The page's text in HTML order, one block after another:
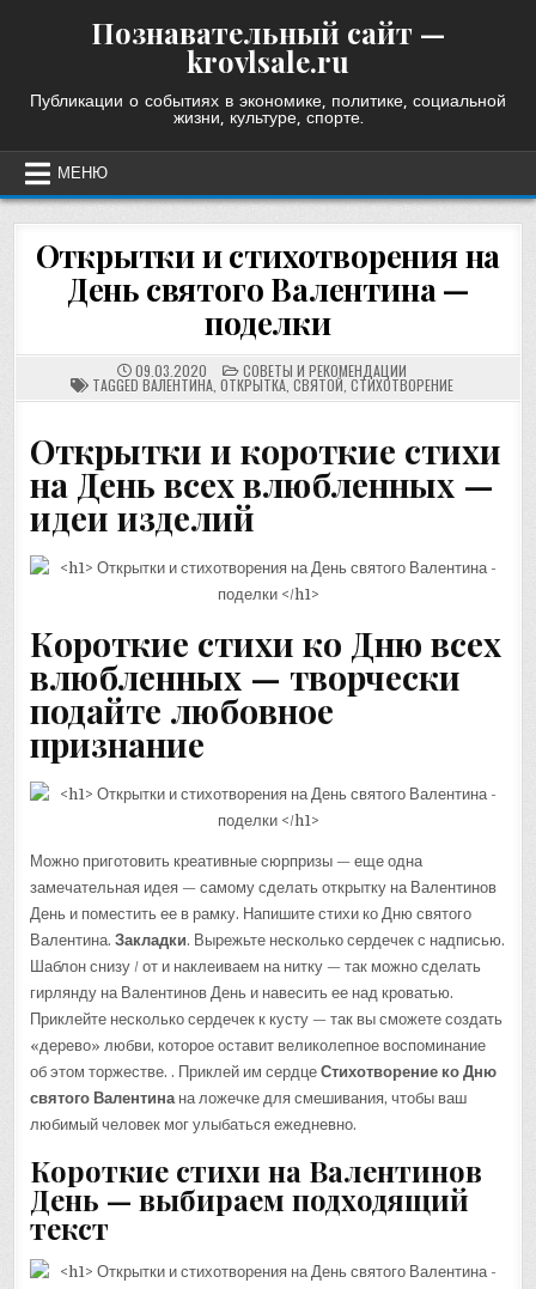
Познавательный сайт —
krovlsale.ru
Публикации о событиях в экономике, политике, социальной
жизни, культуре, спорте.
МЕНЮ
Открытки и стихотворения на
День святого Валентина —
поделки
09.03.2020 POSTED
IN
СОВЕТЫ И РЕКОМЕНДАЦИИ
TAGGED ВАЛЕНТИНА ОТКРЫТКА СВЯТОЙ СТИХОТВОРЕНИЕ
Открытки и короткие стихи
на День всех влюбленных —
идеи изделий
Короткие стихи ко Дню всех
влюбленных — творчески
подайте любовное
признание
Можно приготовить креативные сюрпризы — еще одна
замечательная идея — самому сделать открытку на Валентинов
День и поместить ее в рамку. Напишите стихи ко Дню святого
Валентина.Закладки. Вырежьте несколько сердечек с надписью.
Шаблон снизу / от и наклеиваем на нитку — так можно сделать
гирлянду на Валентинов День и навесить ее над кроватью.
Приклейте несколько сердечек к кусту — так вы сможете создать
«дерево» любви, которое оставит великолепное воспоминание
об этом торжестве. . Приклей им сердцеСтихотворение ко Дню
святого Валентинана ложечке для смешивания, чтобы ваш
любимый человек мог улыбаться ежедневно.
Короткие стихи на Валентинов
День — выбираем подходящий
текст